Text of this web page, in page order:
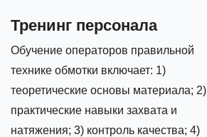
Тренинг персонала
Обучение операторов правильной
технике обмотки включает: 1)
теоретические основы материала; 2)
практические навыки захвата и
натяжения; 3) контроль качества; 4)